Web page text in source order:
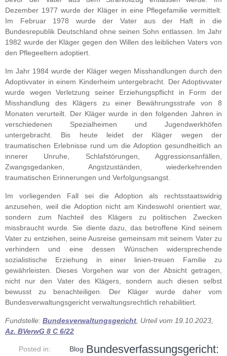
Dezember 1977 wurde der Kläger in eine Pflegefamilie vermittelt.
Im Februar 1978 wurde der Vater aus der Haft in die
Bundesrepublik Deutschland ohne seinen Sohn entlassen. Im Jahr
1982 wurde der Kläger gegen den Willen des leiblichen Vaters von
den Pflegeeltern adoptiert.
Im Jahr 1984 wurde der Kläger wegen Misshandlungen durch den
Adoptivvater in einem Kinderheim untergebracht. Der Adoptivvater
wurde wegen Verletzung seiner Erziehungspflicht in Form der
Misshandlung des Klägers zu einer Bewährungsstrafe von 8
Monaten verurteilt. Der Kläger wurde in den folgenden Jahren in
verschiedenen Spezialheimen und Jugendwerkhöfen
untergebracht. Bis heute leidet der Kläger wegen der
traumatischen Erlebnisse rund um die Adoption gesundheitlich an
innerer Unruhe, Schlafstörungen, Aggressionsanfällen,
Zwangsgedanken, Angstzuständen, wiederkehrenden
traumatischen Erinnerungen und Verfolgungsangst.
Im vorliegenden Fall sei die Adoption als rechtsstaatswidrig
anzusehen, weil die Adoption nicht am Kindeswohl orientiert war,
sondern zum Nachteil des Klägers zu politischen Zwecken
missbraucht wurde. Sie diente dazu, das betroffene Kind seinem
Vater zu entziehen, seine Ausreise gemeinsam mit seinem Vater zu
verhindern und eine dessen Wünschen widersprechende
sozialistische Erziehung in einer linien-treuen Familie zu
gewährleisten. Dieses Vorgehen war von der Absicht getragen,
nicht nur den Vater des Klägers, sondern auch diesen selbst
bewusst zu benachteiligen. Der Kläger wurde daher vom
Bundesverwaltungsgericht verwaltungsrechtlich rehabilitiert.
Fundstelle: Bundesverwaltungsgericht , Urteil vom 19.10.2023,
Az. BVerwG 8 C 6/22
Posted in: Blog Bundesverfassungsgericht: